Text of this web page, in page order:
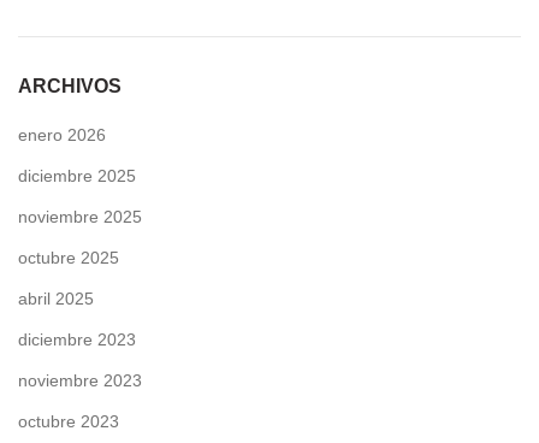
ARCHIVOS
enero 2026
diciembre 2025
noviembre 2025
octubre 2025
abril 2025
diciembre 2023
noviembre 2023
octubre 2023